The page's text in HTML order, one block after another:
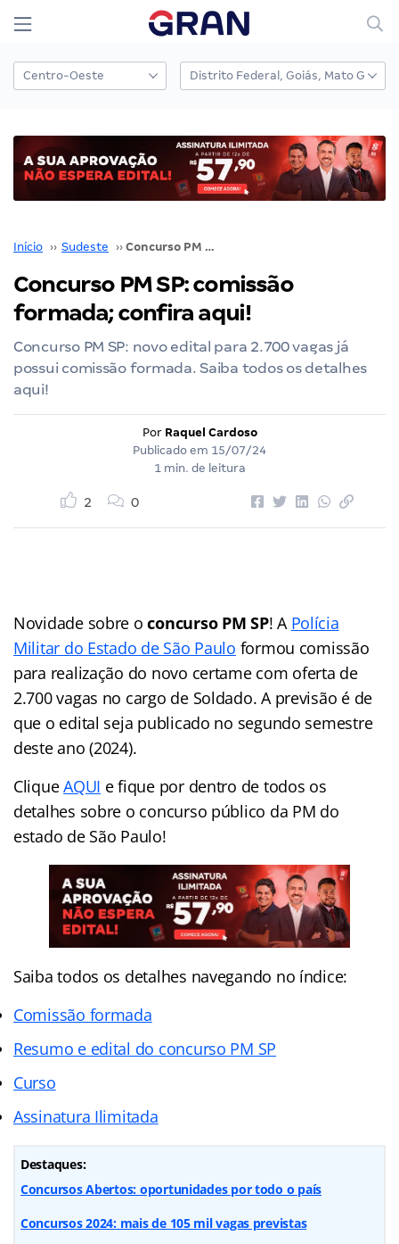
Início ›› Sudeste ›› Concurso PM SP: comissão formada; confira aqui!
Concurso PM SP: comissão
formada; confira aqui!
Concurso PM SP: novo edital para 2.700 vagas já
possui comissão formada. Saiba todos os detalhes
aqui!
Por Raquel Cardoso
Publicado em 15/07/24
1 min. de leitura
2 0
Novidade sobre oconcurso PM SP! A Polícia
Militar do Estado de São Paulo formou comissão
para realização do novo certame com oferta de
2.700 vagas no cargo de Soldado. A previsão é de
que o edital seja publicado no segundo semestre
deste ano (2024).
CliqueAQUI e fique por dentro de todos os
detalhes sobre o concurso público da PM do
estado de São Paulo!
Saiba todos os detalhes navegando no índice:
Comissão formada
Resumo e edital do concurso PM SP
Curso
Assinatura Ilimitada
Destaques:
Concursos Abertos: oportunidades por todo o país
Concursos 2024: mais de 105 mil vagas previstas